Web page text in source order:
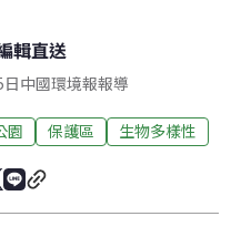
輯直送
中國環境報報導
園 保護區 生物多樣性